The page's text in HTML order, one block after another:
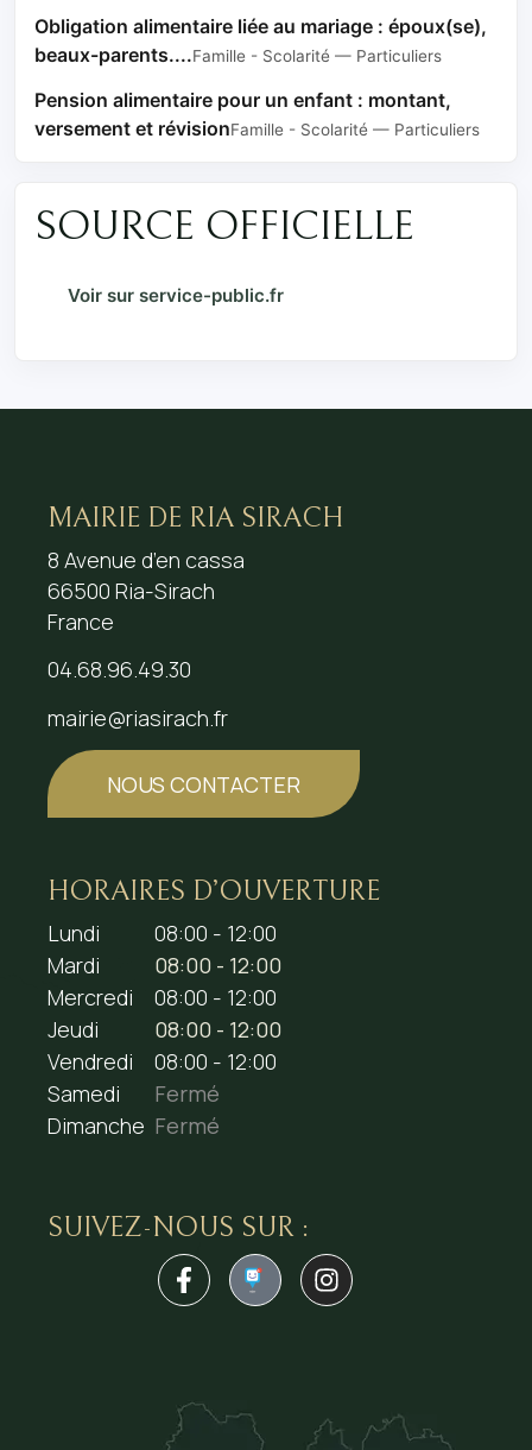
Obligation alimentaire liée au mariage : époux(se),
beaux-parents....Famille - Scolarité — Particuliers
Pension alimentaire pour un enfant : montant,
versement et révisionFamille - Scolarité — Particuliers
SOURCE OFFICIELLE
Voir sur service-public.fr
MAIRIE DE RIA SIRACH
8 Avenue d’en cassa
66500 Ria-Sirach
France
04.68.96.49.30
mairie@riasirach.fr
NOUS CONTACTER
HORAIRES D’OUVERTURE
Lundi
08:00 - 12:00
Mardi
08:00 - 12:00
Mercredi
08:00 - 12:00
Jeudi
08:00 - 12:00
Vendredi
08:00 - 12:00
Samedi
Fermé
Dimanche Fermé
SUIVEZ-NOUS SUR :
1